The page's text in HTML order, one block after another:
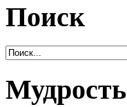
Поиск
Мудрость